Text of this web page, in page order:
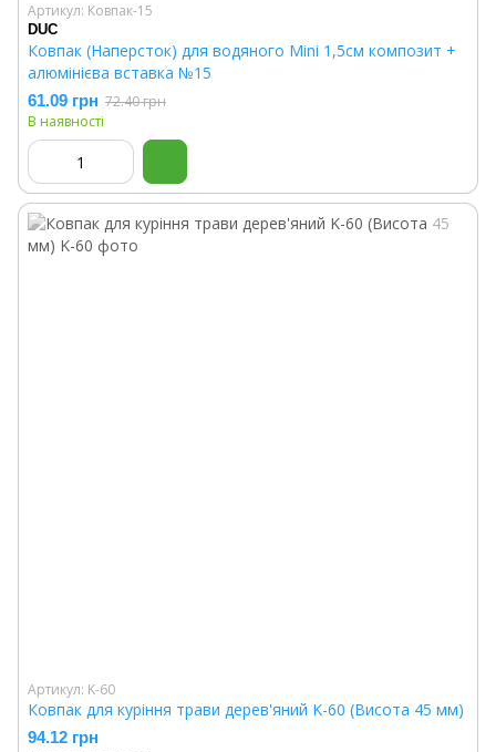
Артикул: Ковпак-15
DUC
Ковпак (Наперсток) для водяного Mini 1,5см композит +
алюмінієва вставка №15
61.09 грн 72.40 грн
В наявності
Артикул: K-60
Ковпак для куріння трави дерев'яний K-60 (Висота 45 мм)
94.12 грн